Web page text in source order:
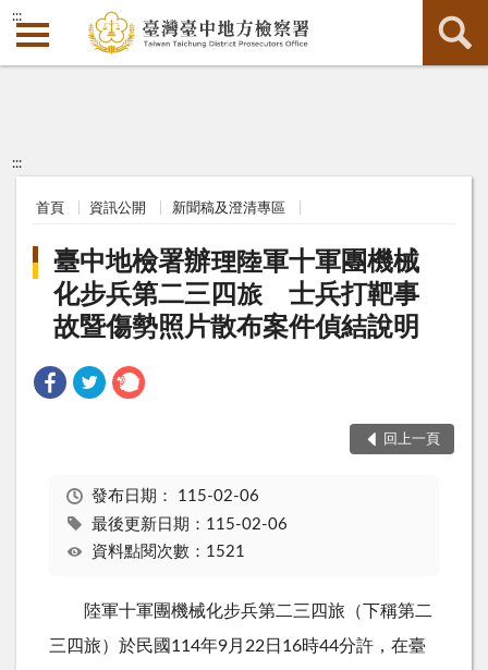
:::
:::
首頁 資訊公開 新聞稿及澄清專區
臺中地檢署辦理陸軍十軍團機械
化步兵第二三四旅 士兵打靶事
故暨傷勢照片散布案件偵結說明
回上一頁
發布日期： 115-02-06
最後更新日期：115-02-06
資料點閱次數：1521
陸軍十軍團機械化步兵第二三四旅（下稱第二
三四旅）於民國 114年9月 22 日 16時44分許，在臺